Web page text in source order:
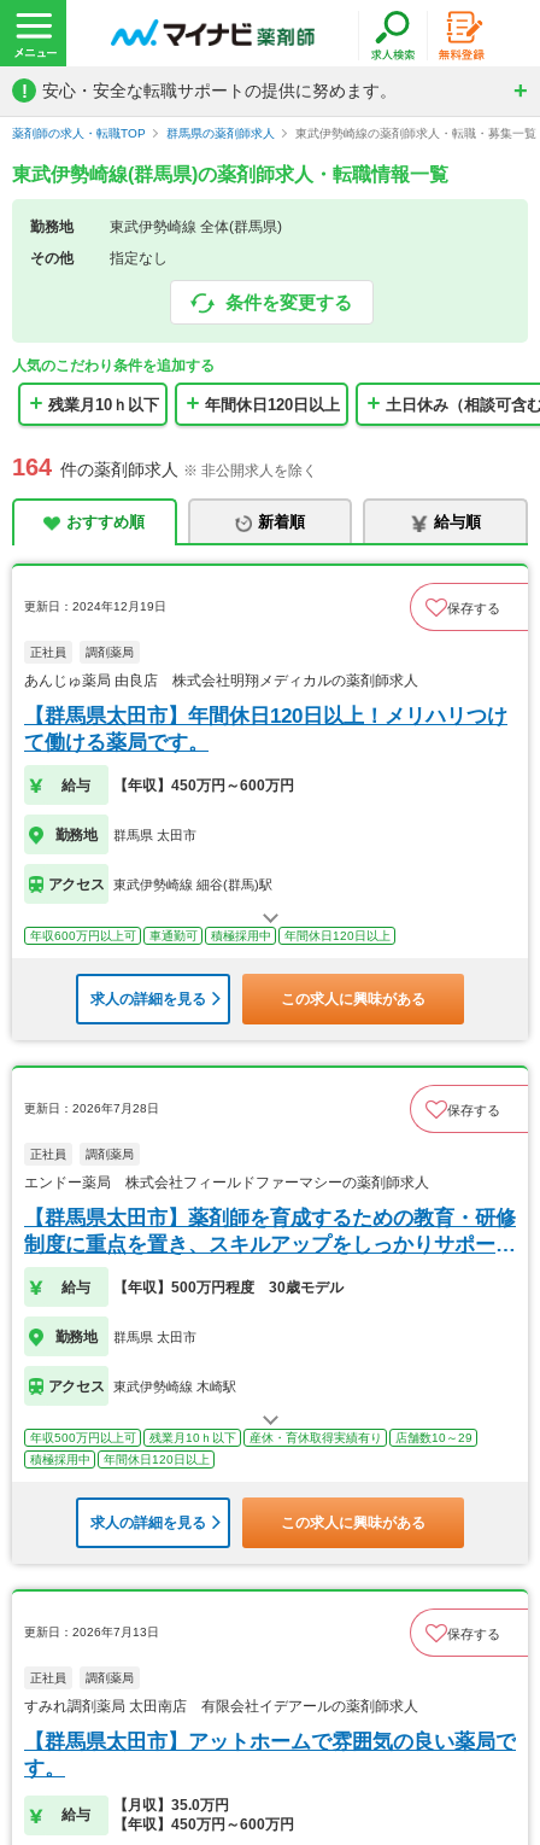
! 安心・安全な転職サポートの提供に努めます。
薬剤師の求人・転職TOP 群馬県の薬剤師求人 東武伊勢崎線の薬剤師求人・転職・募集一覧
東武伊勢崎線(群馬県)の薬剤師求人・転職情報一覧
勤務地
東武伊勢崎線 全体(群馬県)
その他
指定なし
条件を変更する
人気のこだわり条件を追加する
残業月10ｈ以下 年間休日120日以上 土日休み（相談可含
164 件の薬剤師求人 ※ 非公開求人を除く
おすすめ順 新着順 給与順
更新日：2024年12月19日 保存する
正社員 調剤薬局
あんじゅ薬局 由良店 株式会社明翔メディカルの薬剤師求人
【群馬県太田市】年間休日120日以上！メリハリつけ
て働ける薬局です。
給与 【年収】450万円～600万円
勤務地 群馬県 太田市
アクセス 東武伊勢崎線 細谷(群馬)駅
年収600万円以上可 車通勤可 積極採用中 年間休日120日以上
求人の詳細を見る この求人に興味がある
更新日：2026年7月28日 保存する
正社員 調剤薬局
エンドー薬局 株式会社フィールドファーマシーの薬剤師求人
【群馬県太田市】薬剤師を育成するための教育・研修
制度に重点を置き、スキルアップをしっかりサポー
ト！
給与 【年収】500万円程度 30歳モデル
勤務地 群馬県 太田市
アクセス 東武伊勢崎線 木崎駅
年収500万円以上可 残業月10ｈ以下 産休・育休取得実績有り
店舗数10～29
積極採用中
年間休日120日以上
求人の詳細を見る この求人に興味がある
更新日：2026年7月13日 保存する
正社員 調剤薬局
すみれ調剤薬局 太田南店 有限会社イデアールの薬剤師求人
【群馬県太田市】アットホームで雰囲気の良い薬局で
す。
給与
【月収】35.0万円
【年収】450万円～600万円